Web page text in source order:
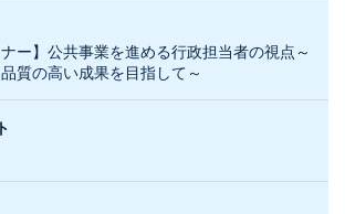
ナー】公共事業を進める行政担当者の視点～
質の高い成果を目指して～